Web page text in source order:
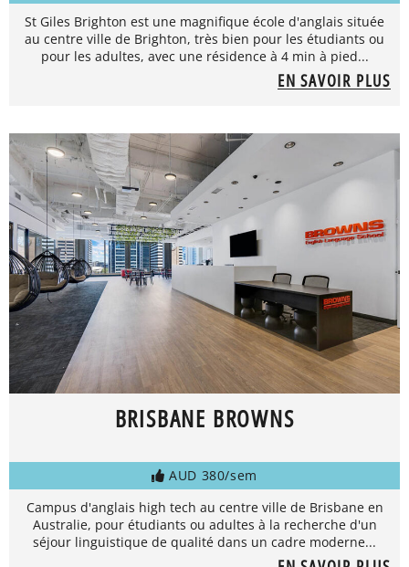
St Giles Brighton est une magnifique école d'anglais située
au centre ville de Brighton, très bien pour les étudiants ou
pour les adultes, avec une résidence à 4 min à pied...
EN SAVOIR PLUS
BRISBANE BROWNS
AUD 380/sem
Campus d'anglais high tech au centre ville de Brisbane en
Australie, pour étudiants ou adultes à la recherche d'un
séjour linguistique de qualité dans un cadre moderne...